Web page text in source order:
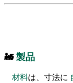
🚂製品
材料は、寸法に